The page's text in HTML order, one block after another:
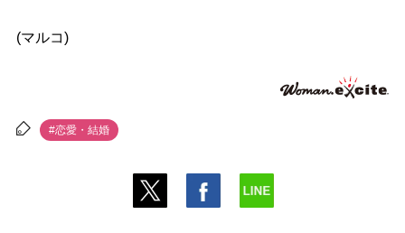
(マルコ)
#恋愛・結婚